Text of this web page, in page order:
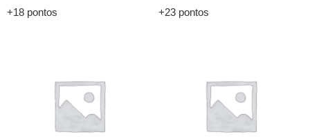
+18 pontos +23 pontos